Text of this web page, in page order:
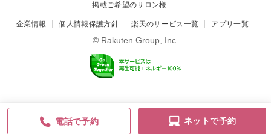
電話で予約 ネットで予約
掲載ご希望のサロン様
企業情報 個人情報保護方針 楽天のサービス一覧 アプリ一覧
© Rakuten Group, Inc.